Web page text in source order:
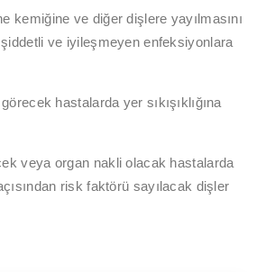
kemiğine ve diğer dişlere yayılmasını
ve iyileşmeyen enfeksiyonlara
hastalarda yer sıkışıklığına
veya organ nakli olacak hastalarda
risk faktörü sayılacak dişler